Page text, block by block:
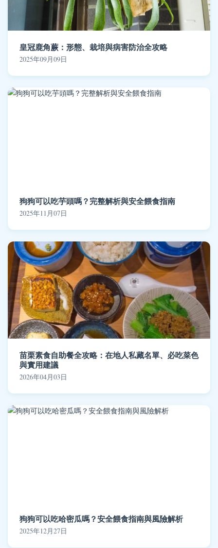
皇冠鹿角蕨：形態、栽培與病害防治全攻略
2025年09月09日
狗狗可以吃芋頭嗎？完整解析與安全餵食指南
2025年11月07日
苗栗素食自助餐全攻略：在地人私藏名單、必吃菜色
與實用建議
2026年04月03日
狗狗可以吃哈密瓜嗎？安全餵食指南與風險解析
2025年12月27日